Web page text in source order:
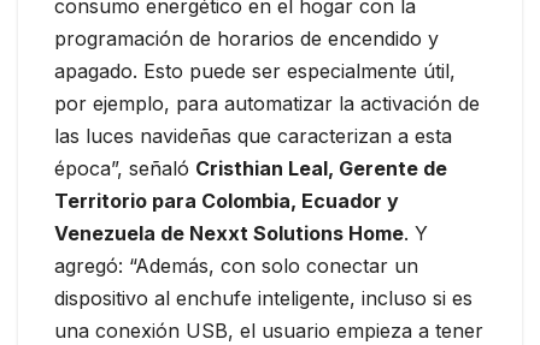
consumo energético en el hogar con la
programación de horarios de encendido y
apagado. Esto puede ser especialmente útil,
por ejemplo, para automatizar la activación de
las luces navideñas que caracterizan a esta
época”, señaló Cristhian Leal, Gerente de
Territorio para Colombia, Ecuador y
Venezuela de Nexxt Solutions Home. Y
agregó: “Además, con solo conectar un
dispositivo al enchufe inteligente, incluso si es
una conexión USB, el usuario empieza a tener